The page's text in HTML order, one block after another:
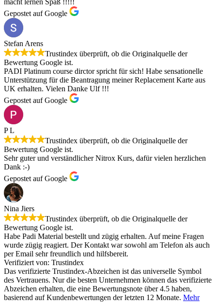
macht lernen Spaß !!!!!
Gepostet auf Google
Stefan Arens
Trustindex überprüft, ob die Originalquelle der
Bewertung Google ist.
PADI Platinum course dirctor spricht für sich! Habe sensationelle
Unterstützung für die Beantragung meiner Replacement Karte aus
UK erhalten. Vielen Danke Ulf !!!
Gepostet auf Google
P L
Trustindex überprüft, ob die Originalquelle der
Bewertung Google ist.
Sehr guter und verständlicher Nitrox Kurs, dafür vielen herzlichen
Dank :-)
Gepostet auf Google
Nina Jiers
Trustindex überprüft, ob die Originalquelle der
Bewertung Google ist.
Habe Padi Material bestellt und zügig erhalten. Auf meine Fragen
wurde zügig reagiert. Der Kontakt war sowohl am Telefon als auch
per Email sehr freundlich und hilfsbereit.
Verifiziert von: Trustindex
Das verifizierte Trustindex-Abzeichen ist das universelle Symbol
des Vertrauens. Nur die besten Unternehmen können das verifizierte
Abzeichen erhalten, die eine Bewertungsnote über 4.5 haben,
basierend auf Kundenbewertungen der letzten 12 Monate. Mehr